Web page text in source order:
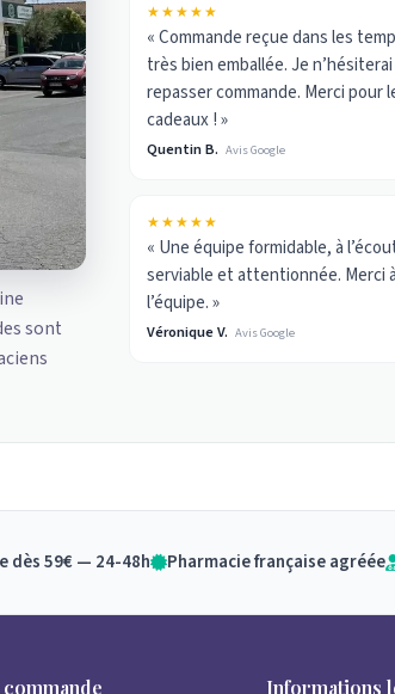
sont
★★★★★
« Commande reçue dans les
très bien emballée. Je n’hésiterai
repasser commande. Merci pour
cadeaux ! »
Quentin B. Avis Google
★★★★★
« Une équipe formidable, à
serviable et attentionnée. Merci
l’équipe. »
Véronique V. Avis Google
dès 59€ — 24-48h Pharmacie française agréée
Informations